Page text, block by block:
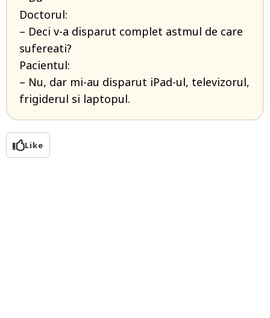
Doctorul:
– Deci v-a disparut complet astmul de care
sufereati?
Pacientul:
– Nu, dar mi-au disparut iPad-ul, televizorul,
frigiderul si laptopul.
Like